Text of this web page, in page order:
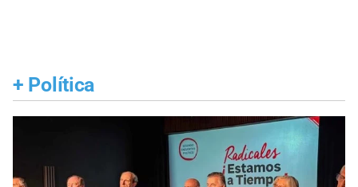
+ Política